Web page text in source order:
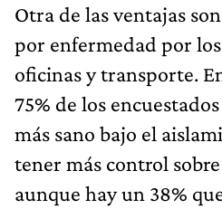
Otra de las ventajas
por enfermedad por
oficinas y transporte.
75% de los
más sano bajo el
tener más control
aunque hay un 38%